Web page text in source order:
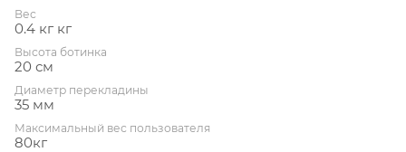
Вес
0.4 кг кг
Высота ботинка
20 см
Диаметр перекладины
35 мм
Максимальный вес пользователя
80кг